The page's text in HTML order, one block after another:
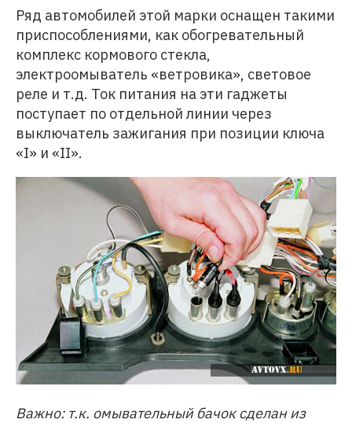
Ряд автомобилей этой марки оснащен такими
приспособлениями, как обогревательный
комплекс кормового стекла,
электроомыватель «ветровика», световое
реле и т.д. Ток питания на эти гаджеты
поступает по отдельной линии через
выключатель зажигания при позиции ключа
«I» и «II».
Важно: т.к. омывательный бачок сделан из